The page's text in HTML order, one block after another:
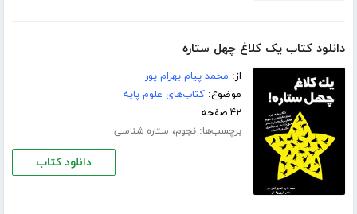
دانلود کتاب یک کلاغ چهل ستاره
از: محمد پیام بهرام پور
موضوع:کتاب‌های علوم پایه
۴۲ صفحه
برچسب‌ها:نجوم، ستاره شناسی
دانلود کتاب